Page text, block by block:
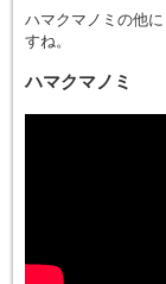
ハマクマノミの他
すね。
ハマクマノミ